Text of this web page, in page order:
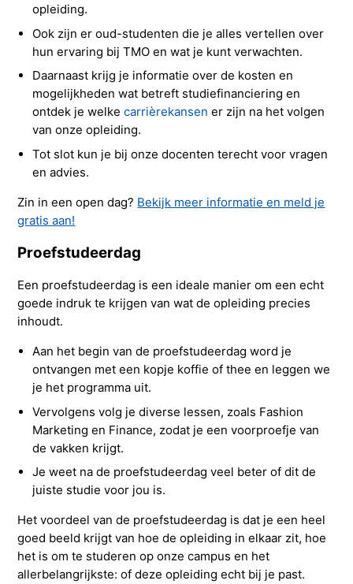
opleiding.
Ook zijn er oud-studenten die je alles vertellen over
hun ervaring bij TMO en wat je kunt verwachten.
Daarnaast krijg je informatie over de kosten en
mogelijkheden wat betreft studiefinanciering en
ontdek je welkecarrièrekansen er zijn na het volgen
van onze opleiding.
Tot slot kun je bij onze docenten terecht voor vragen
en advies.
Zin in een open dag? Bekijk meer informatie en meld je
gratis aan!
Proefstudeerdag
Een proefstudeerdag is een ideale manier om een echt
goede indruk te krijgen van wat de opleiding precies
inhoudt.
Aan het begin van de proefstudeerdag word je
ontvangen met een kopje koffie of thee en leggen we
je het programma uit.
Vervolgens volg je diverse lessen, zoals Fashion
Marketing en Finance, zodat je een voorproefje van
de vakken krijgt.
Je weet na de proefstudeerdag veel beter of dit de
juiste studie voor jou is.
Het voordeel van de proefstudeerdag is dat je een heel
goed beeld krijgt van hoe de opleiding in elkaar zit, hoe
het is om te studeren op onze campus en het
allerbelangrijkste: of deze opleiding echt bij je past.